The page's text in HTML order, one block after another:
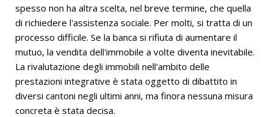
spesso non ha altra scelta, nel breve termine, che quella
di richiedere l'assistenza sociale. Per molti, si tratta di un
processo difficile. Se la banca si rifiuta di aumentare il
mutuo, la vendita dell'immobile a volte diventa inevitabile.
La rivalutazione degli immobili nell'ambito delle
prestazioni integrative è stata oggetto di dibattito in
diversi cantoni negli ultimi anni, ma finora nessuna misura
concreta è stata decisa.